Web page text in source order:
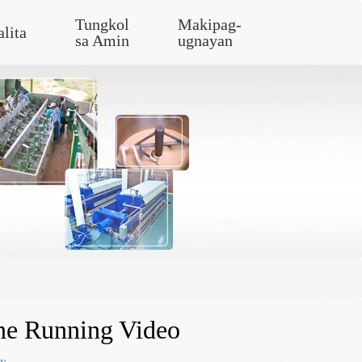
Tungkol
sa Amin
Makipag-
ugnayan
Running Video